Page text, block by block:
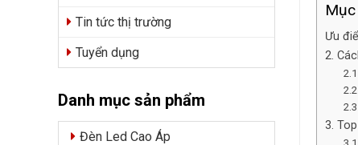
Tin tức thị trường
Tuyển dụng
Danh mục sản phẩm
Đèn Led Cao Áp
Ưu
2.
3.